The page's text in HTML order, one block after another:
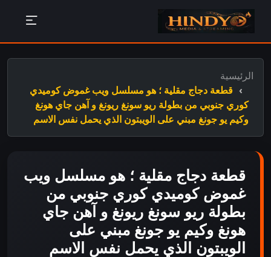
الرئيسية
قطعة دجاج مقلية ؛ هو مسلسل ويب غموض كوميدي
كوري جنوبي من بطولة ريو سونغ ريونغ و آهن جاي هونغ
وكيم يو جونغ مبني على الويبتون الذي يحمل نفس الاسم
قطعة دجاج مقلية ؛ هو مسلسل ويب
غموض كوميدي كوري جنوبي من
بطولة ريو سونغ ريونغ و آهن جاي
هونغ وكيم يو جونغ مبني على
الويبتون الذي يحمل نفس الاسم